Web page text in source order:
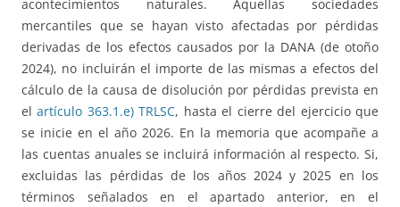
acontecimientos naturales. Aquellas sociedades
mercantiles que se hayan visto afectadas por pérdidas
derivadas de los efectos causados por la DANA (de otoño
2024), no incluirán el importe de las mismas a efectos del
cálculo de la causa de disolución por pérdidas prevista en
elartículo 363.1.e) TRLSC, hasta el cierre del ejercicio que
se inicie en el año 2026. En la memoria que acompañe a
las cuentas anuales se incluirá información al respecto. Si,
excluidas las pérdidas de los años 2024 y 2025 en los
términos señalados en el apartado anterior, en el